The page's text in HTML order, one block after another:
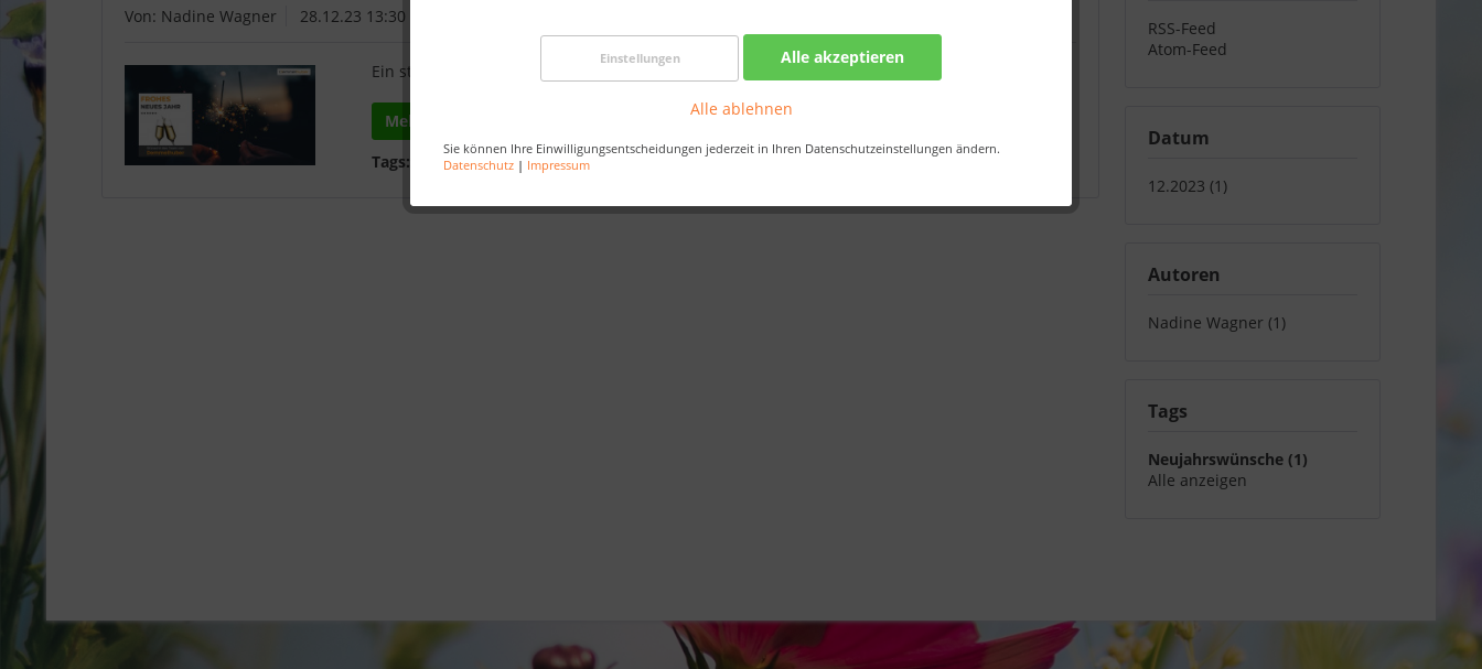
Einstellungen Alle akzeptieren
Alle ablehnen
Sie können Ihre Einwilligungsentscheidungen jederzeit in Ihren Datenschutzeinstellungen ändern.
Datenschutz | Impressum
RSS-Feed
Atom-Feed
Datum
12.2023 (1)
Autoren
Nadine Wagner (1)
Tags
Neujahrswünsche (1)
Alle anzeigen
Von: Nadine Wagner 28.12.23 13:30
Ein strahlender Start ins Neue Jahr mit herzlichen Wünschen!
Mehr lesen
Tags:
Neujahrswünsche,Guten Rutsch 2024 ,